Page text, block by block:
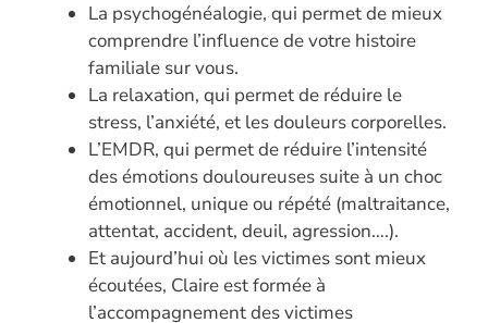
La psychogénéalogie, qui permet de mieux
comprendre l’influence de votre histoire
familiale sur vous.
La relaxation, qui permet de réduire le
stress, l’anxiété, et les douleurs corporelles.
L’EMDR, qui permet de réduire l’intensité
des émotions douloureuses suite à un choc
émotionnel, unique ou répété (maltraitance,
attentat, accident, deuil, agression….).
Et aujourd’hui où les victimes sont mieux
écoutées, Claire est formée à
l’accompagnement des victimes